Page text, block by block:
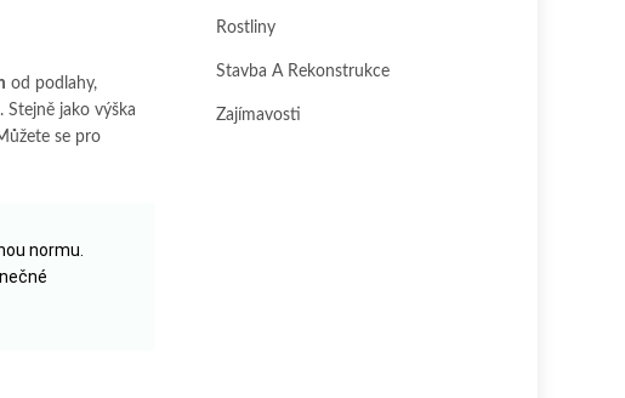
od podlahy,
Stejně jako výška
se pro
normu.
Rostliny
Stavba A Rekonstrukce
Zajímavosti